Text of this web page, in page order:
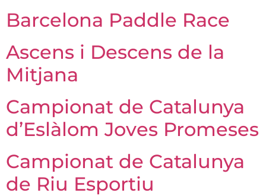
Barcelona Paddle Race
Ascens i Descens de la
Mitjana
Campionat de Catalunya
d’Eslàlom Joves Promeses
Campionat de Catalunya
de Riu Esportiu